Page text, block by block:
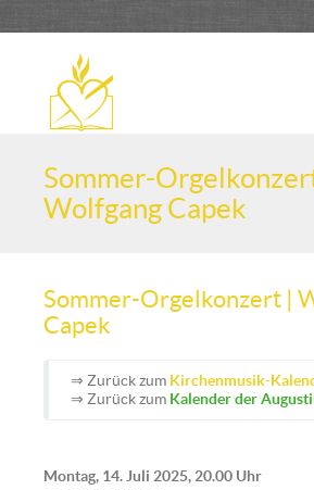
Sommer-Orgelkonzert
Wolfgang Capek
Sommer-Orgelkonzert |
Capek
⇒ Zurück zum Kirchenmusik-
⇒ Zurück zum Kalender der
Montag, 14. Juli 2025, 20.00 Uhr